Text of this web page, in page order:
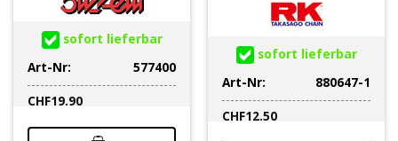
sofort lieferbar
Art-Nr:
577400
CHF19.90
sofort lieferbar
Art-Nr:
880647-1
CHF12.50